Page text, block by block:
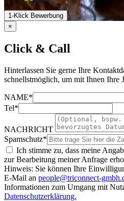
1-Klick Bewerbung
×
Click & Call
Hinterlassen Sie gerne Ihre
schnellstmöglich, um mit Ihnen Ihre
NAME*
Tel*
NACHRICHT
Spamschutz*
Ich stimme zu, dass meine
zur Bearbeitung meiner Anfrage
Hinweis: Sie können Ihre
E-Mail an people@triconnect-
Informationen zum Umgang mit
Datenschutzerklärung.